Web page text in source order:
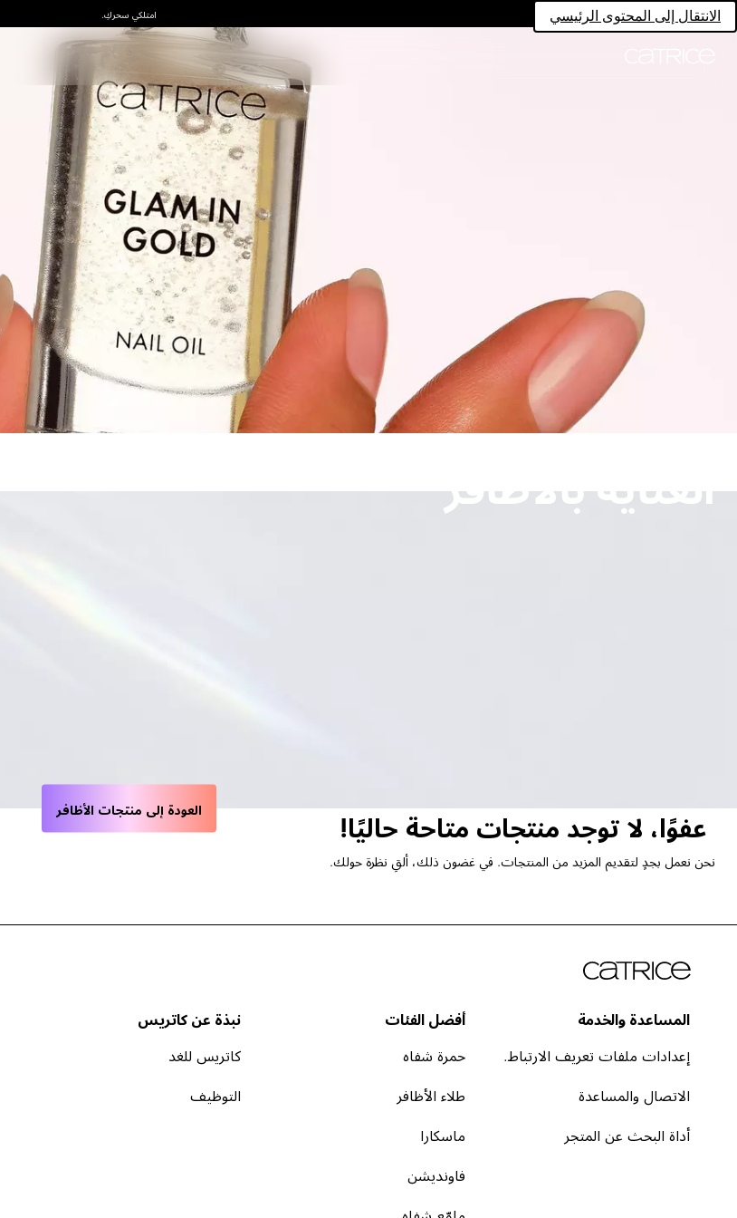
الانتقال إلى المحتوى الرئيسي امتلكي سحركِ.
العناية بالأظافر
عفوًا، لا توجد منتجات متاحة حاليًا!
نحن نعمل بجدٍ لتقديم المزيد من المنتجات. في غضون ذلك، ألقِ نظرة حولك.
العودة إلى منتجات الأظافر
المساعدة والخدمة
إعدادات ملفات تعريف الارتباط.
الاتصال والمساعدة
أداة البحث عن المتجر
أفضل الفئات
حمرة شفاه
طلاء الأظافر
ماسكارا
فاونديشن
نبذة عن كاتريس
كاتريس للغد
التوظيف